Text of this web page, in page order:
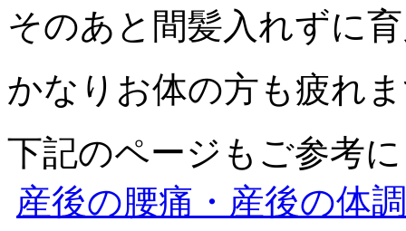
そのあと間髪入れずに
かなりお体の方も疲れ
下記のページもご参考
産後の腰痛・産後の体